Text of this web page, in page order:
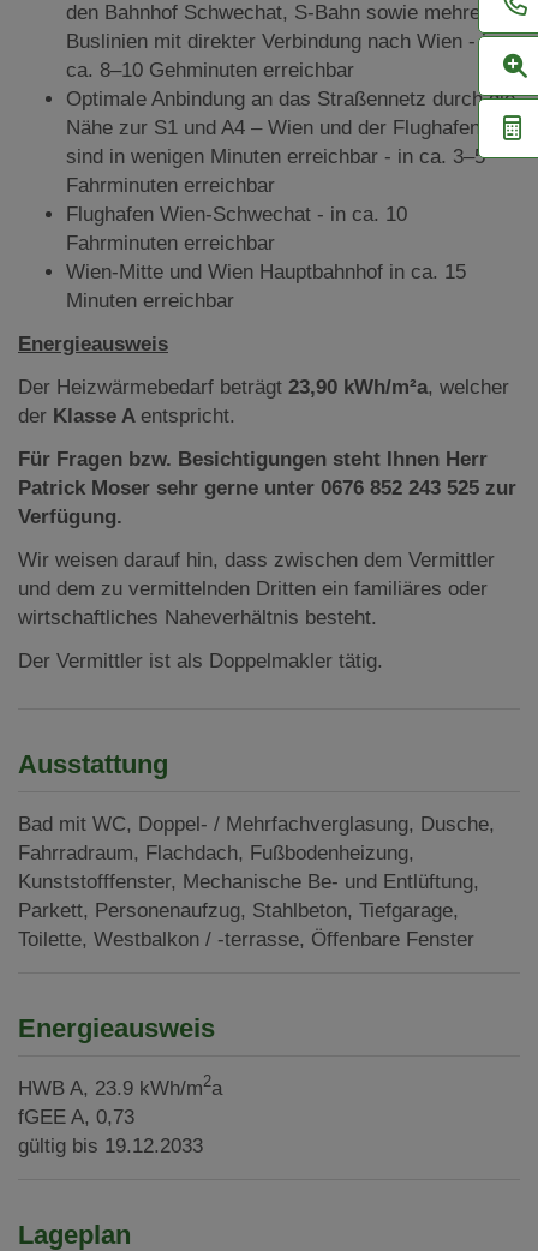
den Bahnhof Schwechat, S-Bahn sowie mehrere
Buslinien mit direkter Verbindung nach Wien - in
ca. 8–10 Gehminuten erreichbar
Optimale Anbindung an das Straßennetz durch die
Nähe zur S1 und A4 – Wien und der Flughafen
sind in wenigen Minuten erreichbar - in ca. 3–5
Fahrminuten erreichbar
Flughafen Wien-Schwechat - in ca. 10
Fahrminuten erreichbar
Wien-Mitte und Wien Hauptbahnhof in ca. 15
Minuten erreichbar
Energieausweis
Der Heizwärmebedarf beträgt 23,90 kWh/m²a, welcher
der Klasse A entspricht.
Für Fragen bzw. Besichtigungen steht Ihnen Herr
Patrick Moser sehr gerne unter 0676 852 243 525 zur
Verfügung.
Wir weisen darauf hin, dass zwischen dem Vermittler
und dem zu vermittelnden Dritten ein familiäres oder
wirtschaftliches Naheverhältnis besteht.
Der Vermittler ist als Doppelmakler tätig.
Ausstattung
Bad mit WC Doppel- / Mehrfachverglasung Dusche
Fahrradraum
Flachdach Fußbodenheizung
Kunststofffenster Mechanische Be- und Entlüftung
Parkett Personenaufzug Stahlbeton Tiefgarage
Toilette Westbalkon / -terrasse Öffenbare Fenster
Energieausweis
HWB A, 23.9 kWh/m2a
fGEE A, 0,73
gültig bis 19.12.2033
Lageplan